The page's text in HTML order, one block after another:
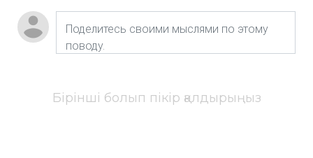
Бірінші болып пікір қалдырыңыз